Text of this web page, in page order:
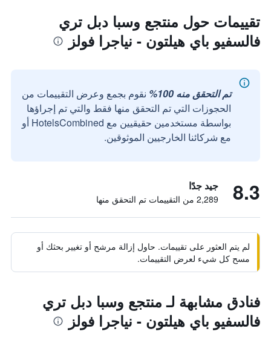
تقييمات حول منتجع وسبا دبل تري
فالسفيو باي هيلتون - نياجرا فولز
تم التحقق منه 100%
نقوم بجمع وعرض التقييمات من
الحجوزات التي تم التحقق منها فقط والتي تم إجراؤها
بواسطة مستخدمين حقيقيين مع HotelsCombined أو
مع شركائنا الخارجيين الموثوقين.
8.3 جيد جدًا
2,289 من التقييمات تم التحقق منها
لم يتم العثور على تقييمات. حاول إزالة مرشح أو تغيير بحثك أو
مسح كل شيء لعرض التقييمات.
فنادق مشابهة لـ منتجع وسبا دبل تري
فالسفيو باي هيلتون - نياجرا فولز